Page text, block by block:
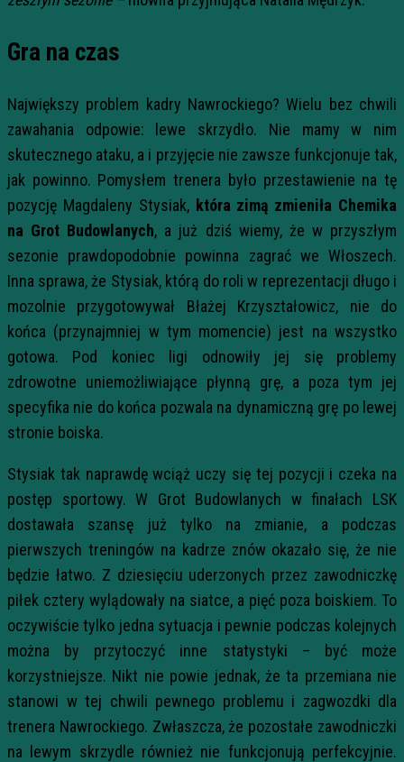
Gra na czas
Największy problem kadry Nawrockiego? Wielu bez chwili
zawahania odpowie: lewe skrzydło. Nie mamy w nim
skutecznego ataku, a i przyjęcie nie zawsze funkcjonuje tak,
jak powinno. Pomysłem trenera było przestawienie na tę
pozycję Magdaleny Stysiak, która zimą zmieniła Chemika
na Grot Budowlanych, a już dziś wiemy, że w przyszłym
sezonie prawdopodobnie powinna zagrać we Włoszech.
Inna sprawa, że Stysiak, którą do roli w reprezentacji długo i
mozolnie przygotowywał Błażej Krzyształowicz, nie do
końca (przynajmniej w tym momencie) jest na wszystko
gotowa. Pod koniec ligi odnowiły jej się problemy
zdrowotne uniemożliwiające płynną grę, a poza tym jej
specyfika nie do końca pozwala na dynamiczną grę po lewej
stronie boiska.
Stysiak tak naprawdę wciąż uczy się tej pozycji i czeka na
postęp sportowy. W Grot Budowlanych w finałach LSK
dostawała szansę już tylko na zmianie, a podczas
pierwszych treningów na kadrze znów okazało się, że nie
będzie łatwo. Z dziesięciu uderzonych przez zawodniczkę
piłek cztery wylądowały na siatce, a pięć poza boiskiem. To
oczywiście tylko jedna sytuacja i pewnie podczas kolejnych
można by przytoczyć inne statystyki – być może
korzystniejsze. Nikt nie powie jednak, że ta przemiana nie
stanowi w tej chwili pewnego problemu i zagwozdki dla
trenera Nawrockiego. Zwłaszcza, że pozostałe zawodniczki
na lewym skrzydle również nie funkcjonują perfekcyjnie.